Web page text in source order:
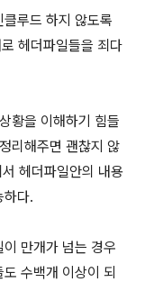
루드 하지 않도록
헤더파일들을 죄다
황을 이해하기 힘들
리해주면 괜찮지 않
헤더파일안의 내용
하다.
만개가 넘는 경우
수백개 이상이 되